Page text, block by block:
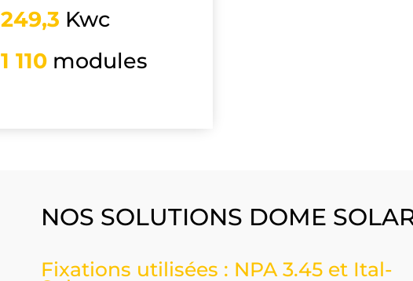
249,3 Kwc
1 110 modules
NOS SOLUTIONS DOME
Fixations utilisées : NPA 3.45 et Ital-